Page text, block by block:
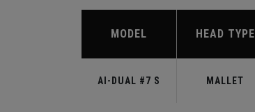
MODEL HEAD TYPE
AI-DUAL #7 S MALLET